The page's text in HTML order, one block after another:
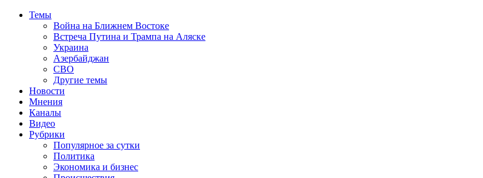
Темы
Война на Ближнем Востоке
Встреча Путина и Трампа на Аляске
Украина
Азербайджан
СВО
Другие темы
Новости
Мнения
Каналы
Видео
Рубрики
Популярное за сутки
Политика
Экономика и бизнес